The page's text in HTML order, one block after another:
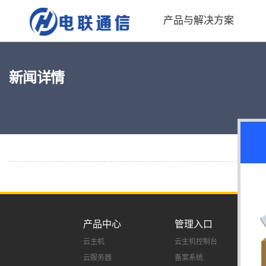
产品与解决方案
新闻详情
产品中心
云主机
云服务器
管理入口
云主机控制台
备案系统